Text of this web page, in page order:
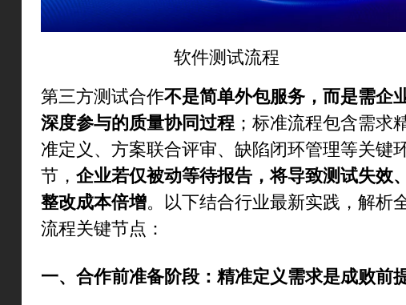
软件测试流程
第三方测试合作不是简单外包服务，而是需企
深度参与的质量协同过程 ；标准流程包含需求
准定义、方案联合评审、缺陷闭环管理等关键
节， 企业若仅被动等待报告，将导致测试失效
整改成本倍增。以下结合行业最新实践，解析
流程关键节点：
一、合作前准备阶段：精准定义需求是成败前